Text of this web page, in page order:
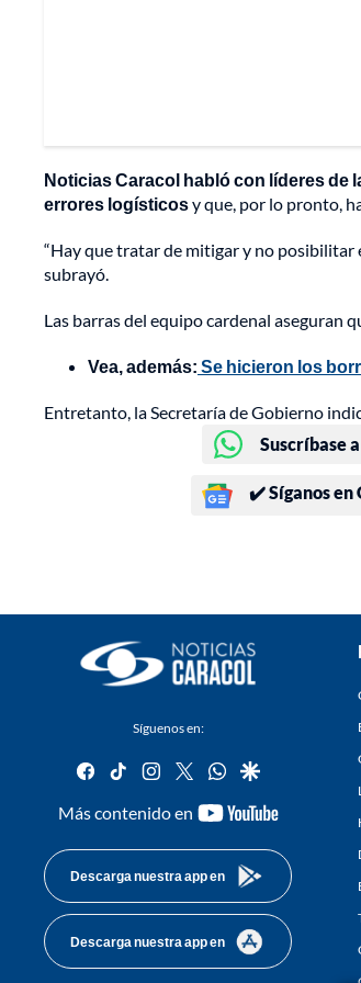
Noticias Caracol habló con líderes de
errores logísticosy que, por lo pronto,
“Hay que tratar de mitigar y no posibilitar
subrayó.
Las barras del equipo cardenal aseguran
Vea, además: Se hicieron los
Entretanto, la Secretaría de Gobierno
Suscríbase
✔️ Síganos en
Síguenos en:
facebook
tiktok instagram
twitterwhatsapp
google
Más contenido en
youtube-
Descarga nuestra app en
Descarga nuestra app en